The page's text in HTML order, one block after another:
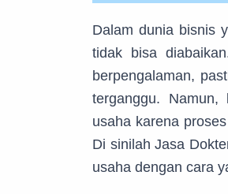
Dalam dunia bisnis
tidak bisa
berpengalaman,
terganggu.
usaha karena
Di sinilah Jasa
usaha dengan cara